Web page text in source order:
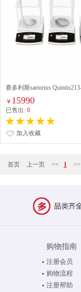
赛多利斯sartorius
￥ 15990
已售出: 0
加入收藏
首页 上一页 << 1 >>
购物指南
注册会员
购物流程
注册帮助